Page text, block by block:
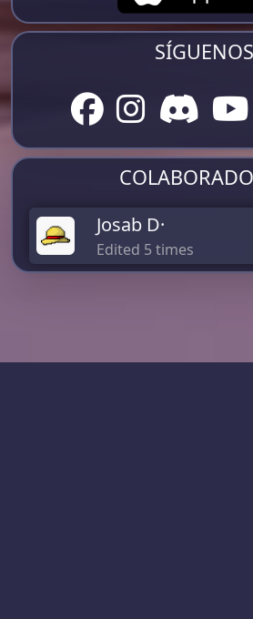
SÍGUENOS
Josab D·
Edited 5 times